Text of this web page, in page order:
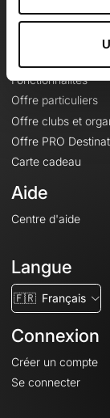
Fonctionnalités
Offre particuliers
Offre clubs et
Offre PRO
Carte cadeau
Aide
Centre d'aide
Langue
🇫🇷 Français
Connexion
Créer un compte
Se connecter